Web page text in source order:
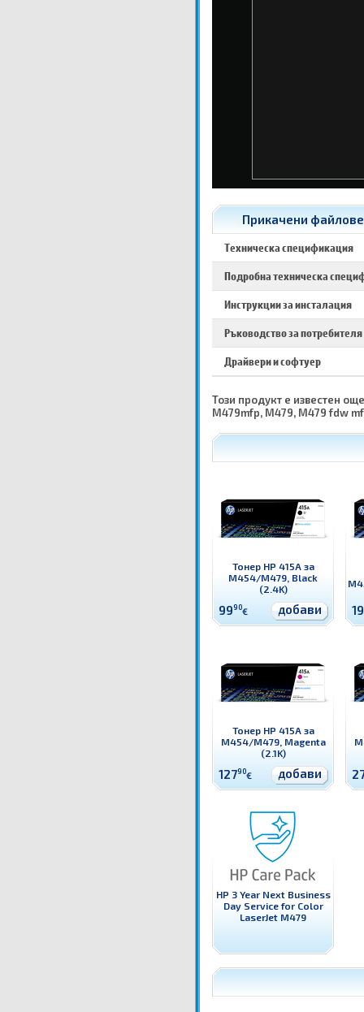
Прикачени файлове
Техническа спецификация
Подробна техническа
Инструкции за инсталация
Ръководство за потребителя
Драйвери и софтуер
Този продукт е известен
M479mfp, M479, M479 fdw
Тонер HP 415A за
M454/M479, Black
(2.4K)
9990€ добави
Тонер HP 415A за
M454/M479, Magenta
(2.1K)
12790€ добави
HP 3 Year Next Business
Day Service for Color
LaserJet M479